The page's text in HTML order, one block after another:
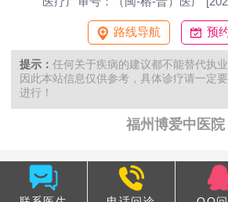
路线导航 预
提示： 任何关于疾病的建议都不能替代执业
因此本站信息仅供参考，具体诊疗请一定
进行！
福州博爱中医院